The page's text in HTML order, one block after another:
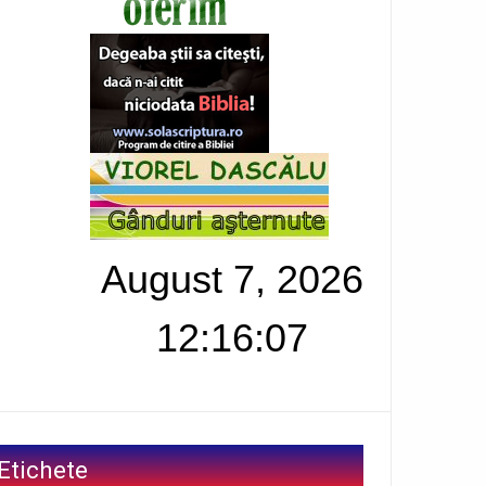
August 7, 2026
12:16:08